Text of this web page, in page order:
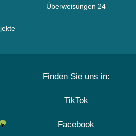
Überweisungen 24
Finden Sie uns in:
TikTok
Facebook